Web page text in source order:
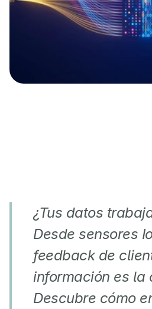
¿Tus datos
Desde sensores
feedback de
información es la
Descubre cómo